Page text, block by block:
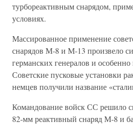
турбореактивным снарядом,
условиях.
Массированное применение
снарядов М-8 и М-13 произвело
германских генералов и
Советские пусковые установки
немцев получили название
Командование войск СС решило
82-мм реактивный снаряд М-8 и